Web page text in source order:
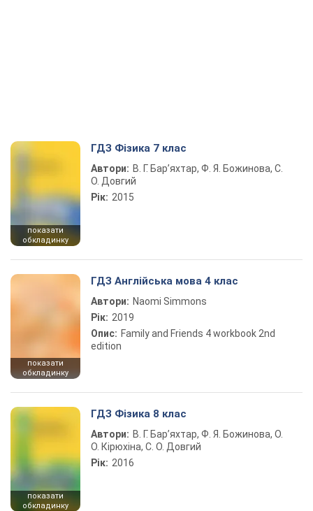
показати
обкладинку
ГДЗ Фізика 7 клас
Автори: В. Г. Бар’яхтар, Ф. Я. Божинова, С.
О. Довгий
Рік: 2015
показати
обкладинку
ГДЗ Англійська мова 4 клас
Автори: Naomi Simmons
Рік: 2019
Опис: Family and Friends 4 workbook 2nd
edition
показати
обкладинку
ГДЗ Фізика 8 клас
Автори: В. Г. Бар’яхтар, Ф. Я. Божинова, О.
О. Кірюхіна, С. О. Довгий
Рік: 2016